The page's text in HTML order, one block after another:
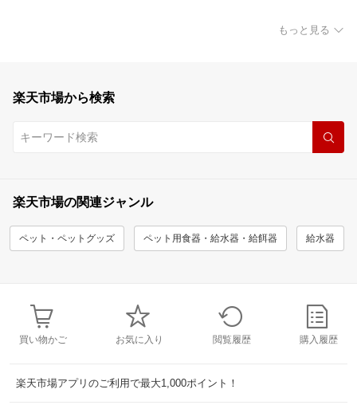
もっと見る
楽天市場から検索
楽天市場の関連ジャンル
ペット・ペットグッズ ペット用食器・給水器・給餌器 給水器
買い物かご お気に入り 閲覧履歴 購入履歴
楽天市場アプリのご利用で最大1,000ポイント！